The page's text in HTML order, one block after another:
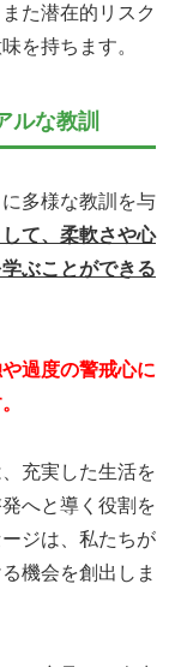
た潜在的リスク
を持ちます。
ルな教訓
多様な教訓を与
て、柔軟さや心
ぶことができる
過度の警戒心に
充実した生活を
へと導く役割を
ジは、私たちが
機会を創出しま